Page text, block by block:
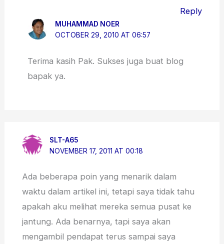
Reply
MUHAMMAD NOER
OCTOBER 29, 2010 AT 06:57
Terima kasih Pak. Sukses juga buat blog
bapak ya.
SLT-A65
NOVEMBER 17, 2011 AT 00:18
Ada beberapa poin yang menarik dalam
waktu dalam artikel ini, tetapi saya tidak tahu
apakah aku melihat mereka semua pusat ke
jantung. Ada benarnya, tapi saya akan
mengambil pendapat terus sampai saya